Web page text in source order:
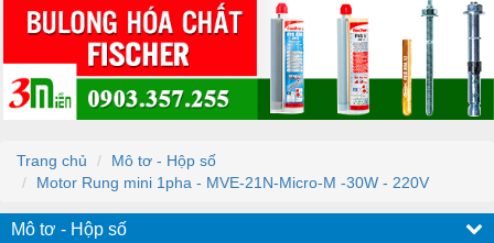
Trang chủ
Mô tơ - Hộp số
Motor Rung mini 1pha - MVE-21N-Micro-M -30W - 220V
Mô tơ - Hộp số